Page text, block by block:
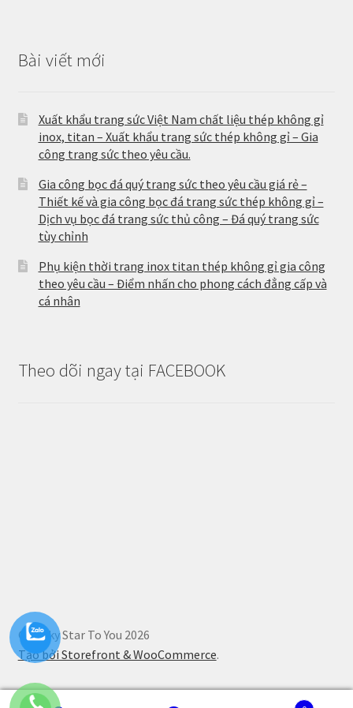
Bài viết mới
Xuất khẩu trang sức Việt Nam chất liệu thép không gỉ
inox, titan – Xuất khẩu trang sức thép không gỉ – Gia
công trang sức theo yêu cầu.
Gia công bọc đá quý trang sức theo yêu cầu giá rẻ –
Thiết kế và gia công bọc đá trang sức thép không gỉ –
Dịch vụ bọc đá trang sức thủ công – Đá quý trang sức
tùy chỉnh
Phụ kiện thời trang inox titan thép không gỉ gia công
theo yêu cầu – Điểm nhấn cho phong cách đẳng cấp và
cá nhân
Theo dõi ngay tại FACEBOOK
© Lucky Star To You 2026
Tạo bởi Storefront & WooCommerce.